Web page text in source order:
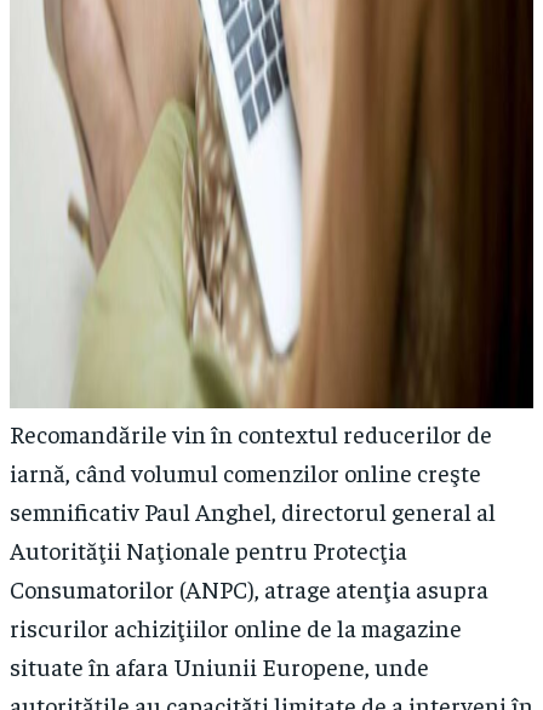
Recomandările vin în contextul reducerilor de
iarnă, când volumul comenzilor online creşte
semnificativ Paul Anghel, directorul general al
Autorităţii Naţionale pentru Protecţia
Consumatorilor (ANPC), atrage atenţia asupra
riscurilor achiziţiilor online de la magazine
situate în afara Uniunii Europene, unde